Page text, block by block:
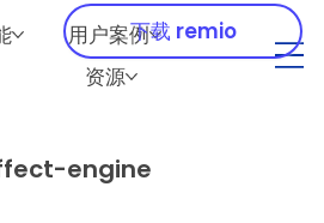
用户案例
资源
下载 remio
engine